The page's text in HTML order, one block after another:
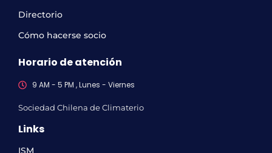
Directorio
Cómo hacerse socio
Horario de atención
9 AM - 5 PM , Lunes - Viernes
Sociedad Chilena de Climaterio
Links
ISM